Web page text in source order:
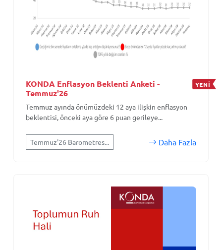
KONDA Enflasyon Beklenti Anketi -
Temmuz'26
YENİ
Temmuz ayında önümüzdeki 12 aya ilişkin enflasyon
beklentisi, önceki aya göre 6 puan gerileye...
Temmuz'26 Barometres... Daha Fazla